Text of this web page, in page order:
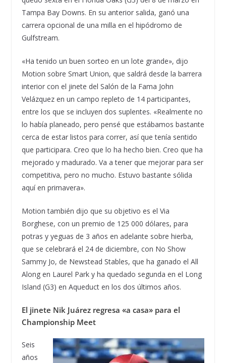
Tampa Bay Downs. En su anterior salida, ganó una
carrera opcional de una milla en el hipódromo de
Gulfstream.
«Ha tenido un buen sorteo en un lote grande», dijo
Motion sobre Smart Union, que saldrá desde la barrera
interior con el jinete del Salón de la Fama John
Velázquez en un campo repleto de 14 participantes,
entre los que se incluyen dos suplentes. «Realmente no
lo había planeado, pero pensé que estábamos bastante
cerca de estar listos para correr, así que tenía sentido
que participara. Creo que lo ha hecho bien. Creo que ha
mejorado y madurado. Va a tener que mejorar para ser
competitiva, pero no mucho. Estuvo bastante sólida
aquí en primavera».
Motion también dijo que su objetivo es el Via
Borghese, con un premio de 125 000 dólares, para
potras y yeguas de 3 años en adelante sobre hierba,
que se celebrará el 24 de diciembre, con No Show
Sammy Jo, de Newstead Stables, que ha ganado el All
Along en Laurel Park y ha quedado segunda en el Long
Island (G3) en Aqueduct en los dos últimos años.
El jinete Nik Juárez regresa «a casa» para el
Championship Meet
Seis
años